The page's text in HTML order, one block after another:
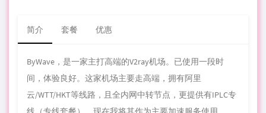
简介 套餐 优惠
ByWave，是一家主打高端的V2ray机场。已使用一段时
间，体验良好。这家机场主要走高端，拥有阿里
云/WTT/HKT等线路，且全内网中转节点，更提供有IPLC专